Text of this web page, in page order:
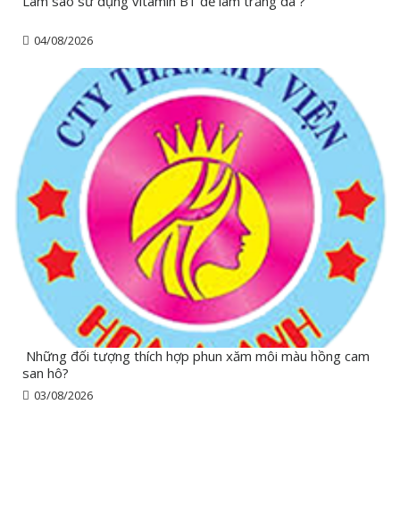
04/08/2026
Những đối tượng thích hợp phun xăm môi màu hồng cam
san hô?
03/08/2026